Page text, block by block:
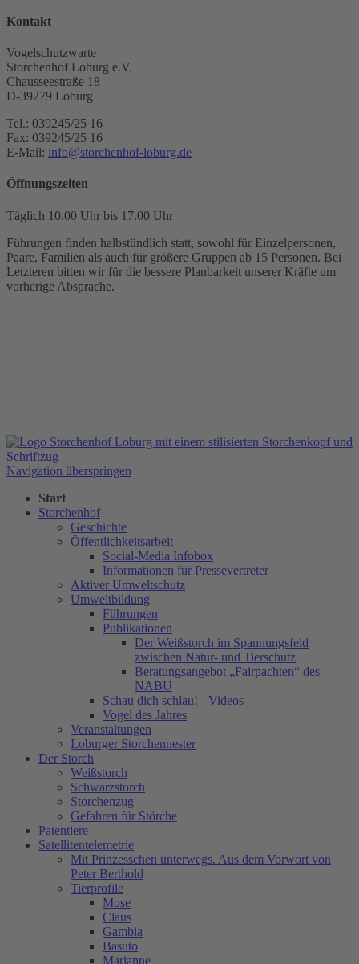
Kontakt
Vogelschutzwarte
Storchenhof Loburg e.V.
Chausseestraße 18
D-39279 Loburg
Tel.: 039245/25 16
Fax: 039245/25 16
E-Mail: info@storchenhof-loburg.de
Öffnungszeiten
Täglich 10.00 Uhr bis 17.00 Uhr
Führungen finden halbstündlich statt, sowohl für Einzelpersonen,
Paare, Familien als auch für größere Gruppen ab 15 Personen. Bei
Letzteren bitten wir für die bessere Planbarkeit unserer Kräfte um
vorherige Absprache.
Navigation überspringen
Start
Storchenhof
Geschichte
Öffentlichkeitsarbeit
Social-Media Infobox
Informationen für Pressevertreter
Aktiver Umweltschutz
Umweltbildung
Führungen
Publikationen
Der Weißstorch im Spannungsfeld
zwischen Natur- und Tierschutz
Beratungsangebot „Fairpachten“ des
NABU
Schau dich schlau! - Videos
Vogel des Jahres
Veranstaltungen
Loburger Storchennester
Der Storch
Weißstorch
Schwarzstorch
Storchenzug
Gefahren für Störche
Patentiere
Satellitentelemetrie
Mit Prinzesschen unterwegs. Aus dem Vorwort von
Peter Berthold
Tierprofile
Mose
Claus
Gambia
Basuto
Marianne